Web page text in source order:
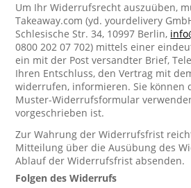
Um Ihr Widerrufsrecht auszuüben,
Takeaway.com (yd. yourdelivery
Schlesische Str. 34, 10997 Berlin,
0800 202 07 702) mittels einer
ein mit der Post versandter Brief,
Ihren Entschluss, den Vertrag mit
widerrufen, informieren. Sie können
Muster-Widerrufsformular
vorgeschrieben ist.
Zur Wahrung der Widerrufsfrist
Mitteilung über die Ausübung des
Ablauf der Widerrufsfrist absenden.
Folgen des Widerrufs